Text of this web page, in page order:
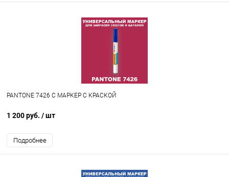
PANTONE 7426 C МАРКЕР С КРАСКОЙ
1 200 руб. / шт
Подробнее